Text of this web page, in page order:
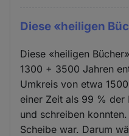
Diese «heiligen
Diese «heiligen
1300 + 3500 Jahren
Umkreis von etwa
einer Zeit als 99 % der
und schreiben
Scheibe war. Darum